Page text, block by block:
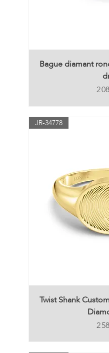
Bague diamant
Prix
2
JR-34778
Twist Shank
Prix
2